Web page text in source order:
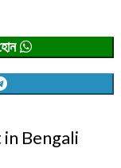
Bengali